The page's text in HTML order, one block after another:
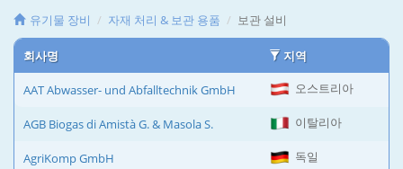
유기물 장비 자재 처리 & 보관 용품 보관 설비
회사명 지역
AAT Abwasser- und Abfalltechnik GmbH 오스트리아
AGB Biogas di Amistà G. & Masola S. 이탈리아
AgriKomp GmbH 독일